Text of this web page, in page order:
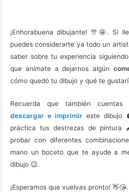
¡Enhorabuena dibujante! 🎊🤩. Si
puedes considerarte ya todo un
saber sobre tu experiencia
que anímate a dejarnos algún
cómo quedó tu dibujo y qué te
Recuerda que también
descargar e imprimir este dibujo
práctica tus destrezas de
probar con diferentes
mano un boceto que te ayude a
dibujo 😉.
¡Esperamos que vuelvas pronto! 👋😘.